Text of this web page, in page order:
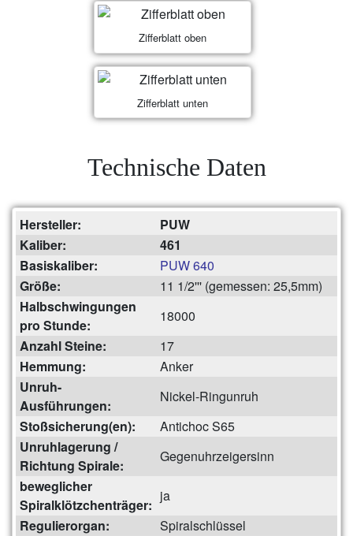
Zifferblatt oben
Zifferblatt unten
Technische Daten
Hersteller:
PUW
Kaliber:
461
Basiskaliber:
PUW 640
Größe:
11 1/2''' (gemessen: 25,5mm)
Halbschwingungen
pro Stunde:
18000
Anzahl Steine:
17
Hemmung:
Anker
Unruh-
Ausführungen:
Nickel-Ringunruh
Stoßsicherung(en):
Antichoc S65
Unruhlagerung /
Richtung Spirale:
Gegenuhrzeigersinn
beweglicher
Spiralklötzchenträger:
ja
Regulierorgan:
Spiralschlüssel